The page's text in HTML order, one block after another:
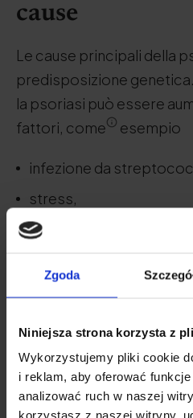
Zgoda
Niniejsza strona korzysta z
Wykorzystujemy pliki cookie
i reklam, aby oferować
analizować ruch w naszej
korzystasz z naszej witryny,
cause
Le cause principali della
predisposizione
la psoriasi può essere
fattori, come
esempio
infezione da
stress,
il fumo,
La condizione